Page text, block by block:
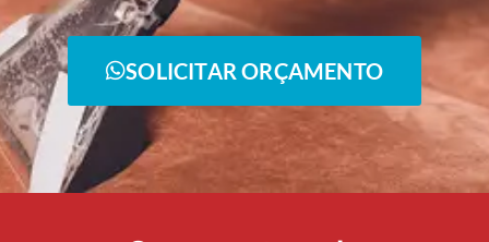
SOLICITAR ORÇAMENTO